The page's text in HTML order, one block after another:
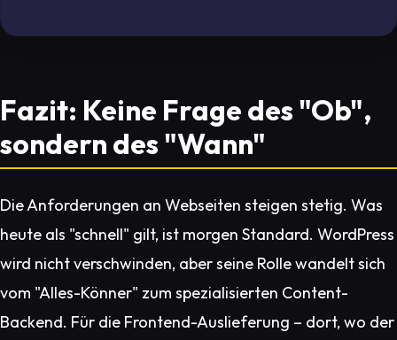
Fazit: Keine Frage des "Ob",
sondern des "Wann"
Die Anforderungen an Webseiten steigen stetig. Was
heute als "schnell" gilt, ist morgen Standard. WordPress
wird nicht verschwinden, aber seine Rolle wandelt sich
vom "Alles-Könner" zum spezialisierten Content-
Backend. Für die Frontend-Auslieferung – dort, wo der